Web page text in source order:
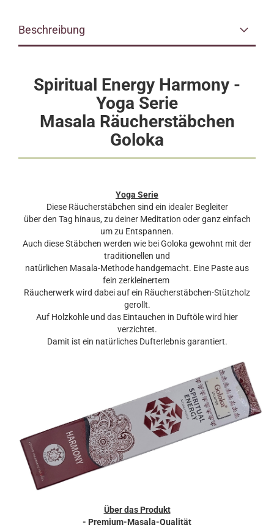
Beschreibung
Spiritual Energy Harmony -
Yoga Serie
Masala Räucherstäbchen
Goloka
Yoga Serie
Diese Räucherstäbchen sind ein idealer Begleiter
über den Tag hinaus, zu deiner Meditation oder ganz einfach
um zu Entspannen.
Auch diese Stäbchen werden wie bei Goloka gewohnt mit der
traditionellen und
natürlichen Masala-Methode handgemacht. Eine Paste aus
fein zerkleinertem
Räucherwerk wird dabei auf ein Räucherstäbchen-Stützholz
gerollt.
Auf Holzkohle und das Eintauchen in Duftöle wird hier
verzichtet.
Damit ist ein natürliches Dufterlebnis garantiert.
Über das Produkt
- Premium-Masala-Qualität